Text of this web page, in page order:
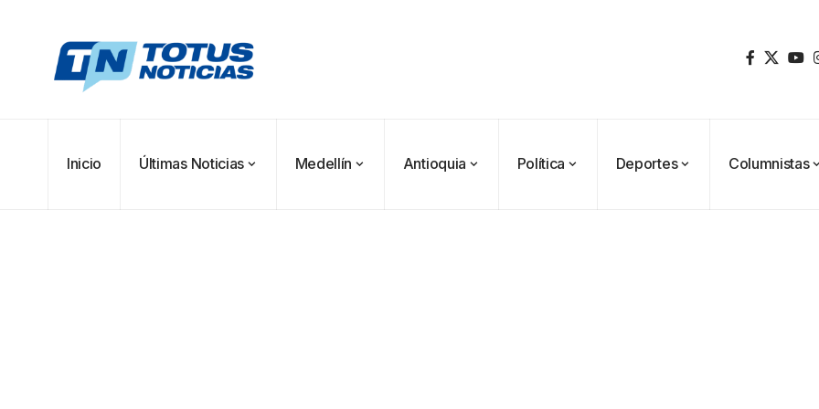
Inicio Últimas Noticias Medellín Antioquia Política Deportes Columnistas